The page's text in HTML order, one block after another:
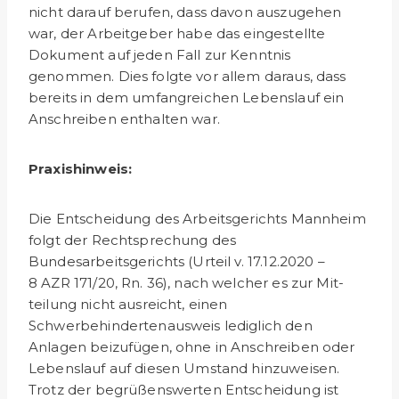
nicht darauf berufen, dass davon auszugehen
war, der Arbeitgeber habe das eingestellte
Dokument auf jeden Fall zur Kenntnis
genommen. Dies folgte vor allem daraus, dass
bereits in dem umfangreichen Lebenslauf ein
Anschreiben enthalten war.
Praxishinweis:
Die Entscheidung des Arbeitsgerichts Mannheim
folgt der Rechtsprechung des
Bundesarbeitsgerichts (Urteil v. 17.12.2020 –
8 AZR 171/20, Rn. 36), nach welcher es zur Mit­
teilung nicht ausreicht, einen
Schwerbehindertenausweis lediglich den
Anlagen beizufügen, ohne in Anschreiben oder
Lebenslauf auf diesen Umstand hinzuweisen.
Trotz der begrüßenswerten Entscheidung ist